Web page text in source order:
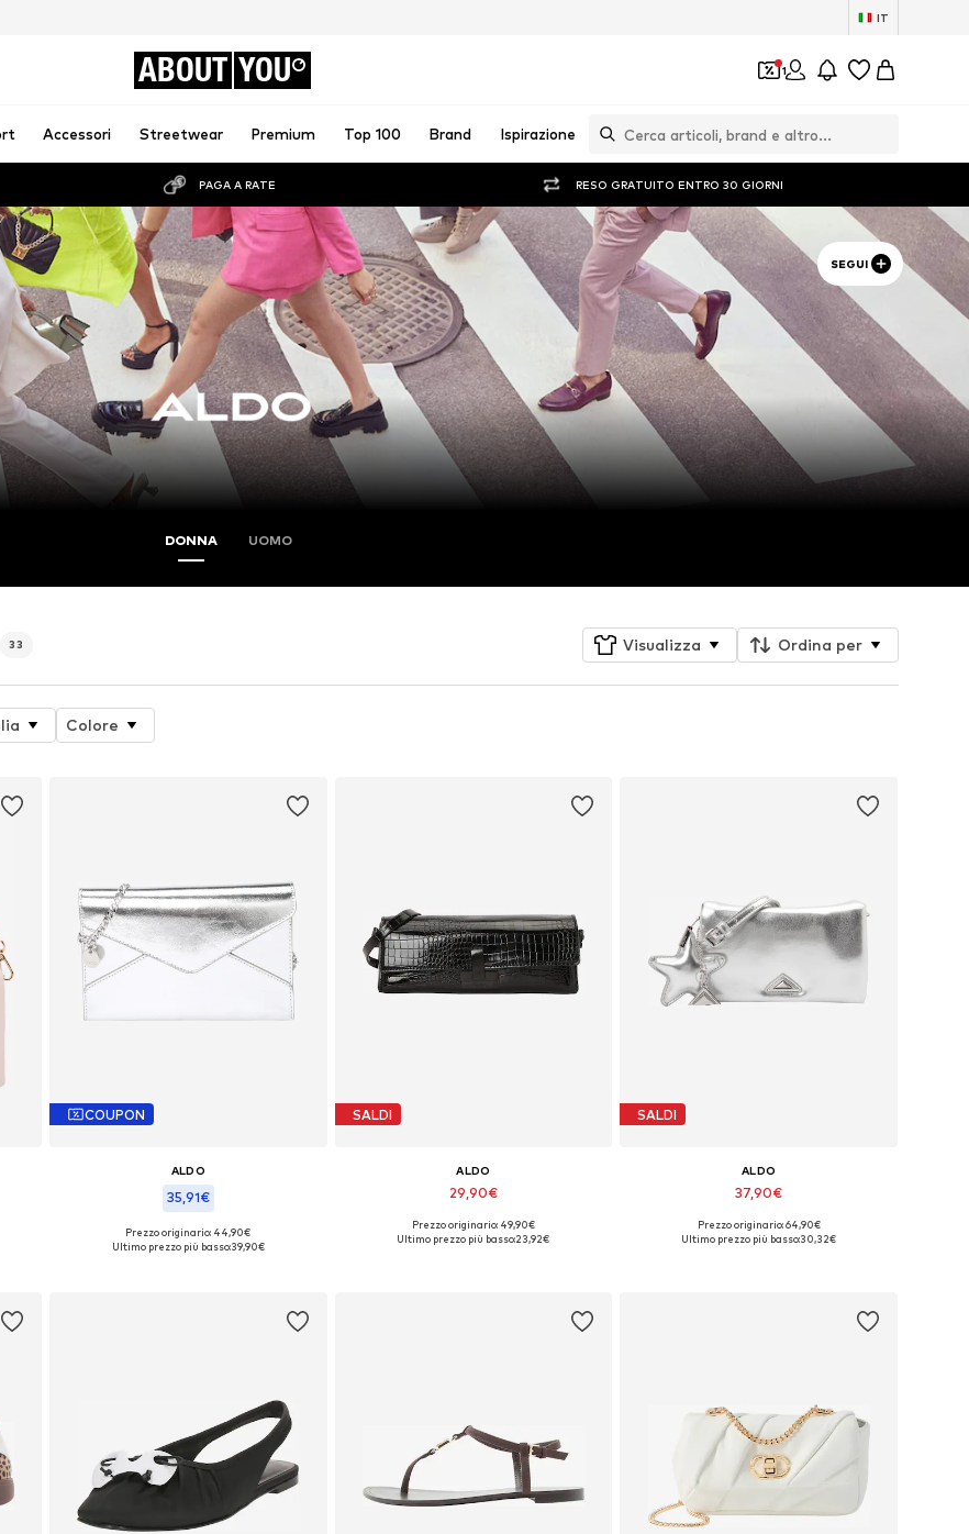
IT
ABOUT YOU 1
Accessori Streetwear Premium Top 100 Brand Ispirazione
PAGA A RATE RESO GRATUITO ENTRO 30 GIORNI
SEGUI
DONNA UOMO
33 Visualizza Ordina per
Colore
COUPON
ALDO
35,91€
Taglie disponibili: One Size
Prezzo originario: 44,90€
Ultimo prezzo più basso:39,90€
SALDI
ALDO
29,90€
Taglie disponibili: One Size
Prezzo originario: 49,90€
Ultimo prezzo più basso:23,92€
SALDI
ALDO
37,90€
Taglie disponibili: One Size
Prezzo originario: 64,90€
Ultimo prezzo più basso:30,32€